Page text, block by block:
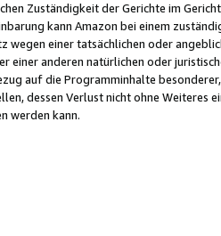
Zuständigkeit der Gerichte im
kann Amazon bei einem
wegen einer tatsächlichen oder
einer anderen natürlichen oder
auf die Programminhalte
dessen Verlust nicht ohne Weiteres
werden kann.